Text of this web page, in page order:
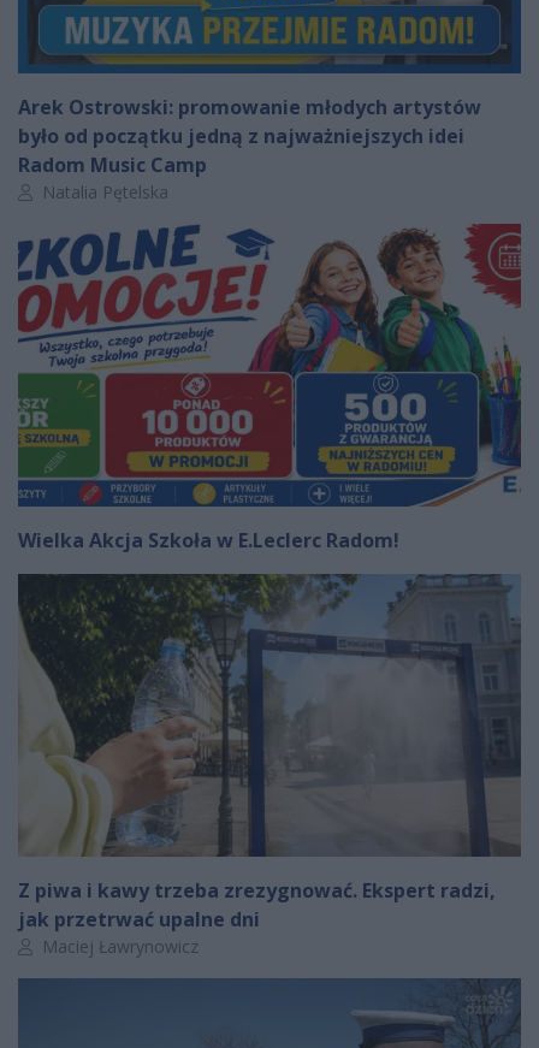
Arek Ostrowski: promowanie młodych artystów
było od początku jedną z najważniejszych idei
Radom Music Camp
Autor artykułu:
Natalia Pętelska
Wielka Akcja Szkoła w E.Leclerc Radom!
Z piwa i kawy trzeba zrezygnować. Ekspert radzi,
jak przetrwać upalne dni
Autor artykułu:
Maciej Ławrynowicz